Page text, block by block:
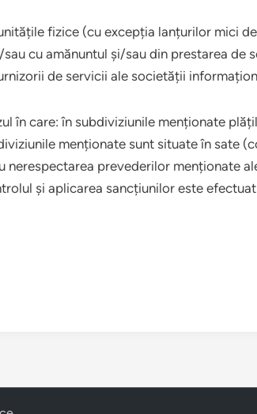
fizice (cu excepția lanțurilor mici
cu amănuntul și/sau din prestarea
de servicii ale societății
în care: în subdiviziunile menționate
menționate sunt situate în sate
nerespectarea prevederilor menționate
și aplicarea sancțiunilor este efectuat